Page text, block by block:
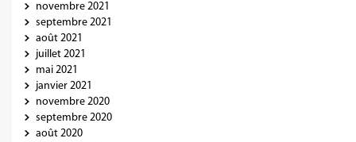
novembre 2021
septembre 2021
août 2021
juillet 2021
mai 2021
janvier 2021
novembre 2020
septembre 2020
août 2020